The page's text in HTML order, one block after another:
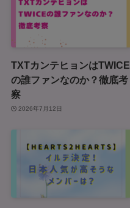
TXTカンテヒョンはTWICE
の誰ファンなのか？徹底考
察
2026年7月12日